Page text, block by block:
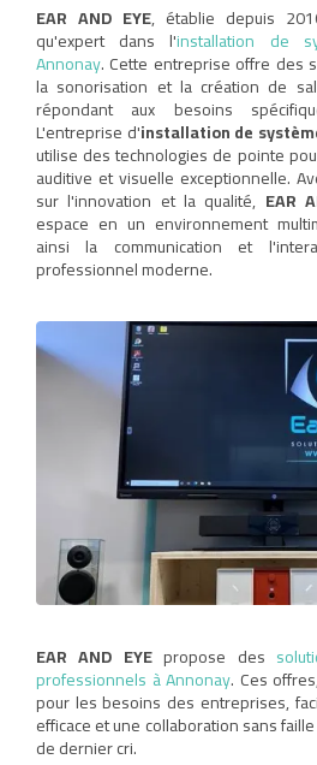
EAR AND EYE, établie depuis
qu'expert dans l'installation de
Annonay. Cette entreprise offre des
la sonorisation et la création de
répondant aux besoins
L'entreprise d'installation de
utilise des technologies de pointe
auditive et visuelle exceptionnelle.
sur l'innovation et la qualité, EAR
espace en un environnement
ainsi la communication et
professionnel moderne.
EAR AND EYEpropose des
professionnels à Annonay. Ces
pour les besoins des entreprises,
efficace et une collaboration sans
de dernier cri.